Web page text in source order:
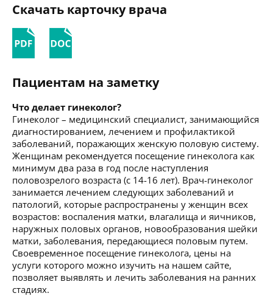
Скачать карточку врача
Пациентам на заметку
Что делает гинеколог?
Гинеколог – медицинский специалист, занимающийся
диагностированием, лечением и профилактикой
заболеваний, поражающих женскую половую систему.
Женщинам рекомендуется посещение гинеколога как
минимум два раза в год после наступления
половозрелого возраста (с 14-16 лет). Врач-гинеколог
занимается лечением следующих заболеваний и
патологий, которые распространены у женщин всех
возрастов: воспаления матки, влагалища и яичников,
наружных половых органов, новообразования шейки
матки, заболевания, передающиеся половым путем.
Своевременное посещение гинеколога, цены на
услуги которого можно изучить на нашем сайте,
позволяет выявлять и лечить заболевания на ранних
стадиях.